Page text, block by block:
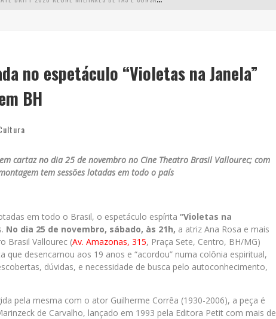
BH REALIZA SORTEIO DE TVS 4K
no espetáculo “Violetas na Janela”
BH
cartaz no dia 25 de novembro no Cine Theatro Brasil Vallourec; com
tem sessões lotadas em todo o país
em todo o Brasil, o espetáculo espírita “Violetas na
No dia 25 de novembro, sábado, às 21h, a atriz Ana Rosa e mais
Brasil Vallourec (Av. Amazonas, 315, Praça Sete, Centro, BH/MG)
desencarnou aos 19 anos e “acordou” numa colônia espiritual,
dúvidas, e necessidade de busca pelo autoconhecimento,
pela mesma com o ator Guilherme Corrêa (1930-2006), a peça é
de Carvalho, lançado em 1993 pela Editora Petit com mais de